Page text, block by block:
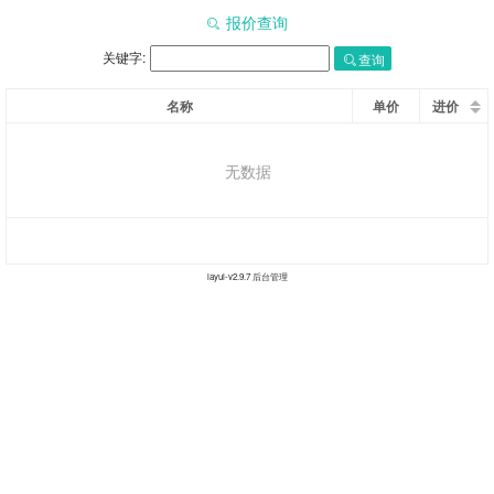
报价查询
关键字: 查询
名称 单价 进价
无数据
layui-v2.9.7 后台管理